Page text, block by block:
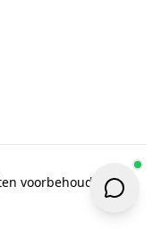
voorbehouden.